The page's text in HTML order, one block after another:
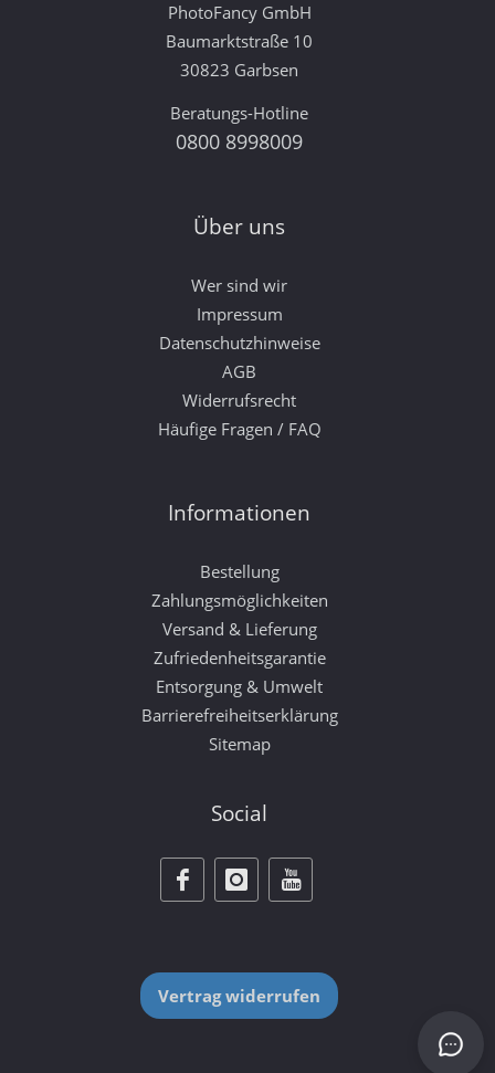
PhotoFancy GmbH
Baumarktstraße 10
30823 Garbsen
Beratungs-Hotline
0800 8998009
Über uns
Wer sind wir
Impressum
Datenschutzhinweise
AGB
Widerrufsrecht
Häufige Fragen / FAQ
Informationen
Bestellung
Zahlungsmöglichkeiten
Versand & Lieferung
Zufriedenheitsgarantie
Entsorgung & Umwelt
Barrierefreiheitserklärung
Sitemap
Social
Vertrag widerrufen